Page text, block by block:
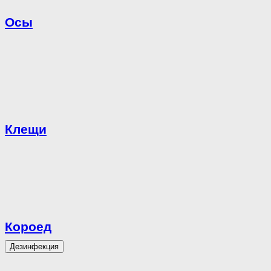
Осы
Клещи
Короед
Дезинфекция